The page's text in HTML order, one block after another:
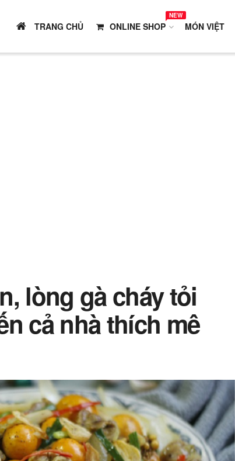
TRANG CHỦ ONLINE SHOP
NEW
MÓN VIỆT
lòng gà cháy tỏi
cả nhà thích mê